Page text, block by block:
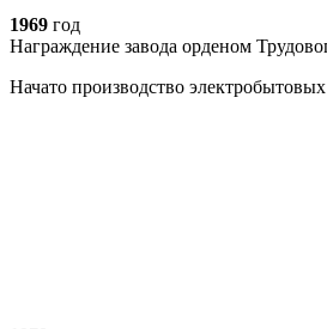
1969 год
Награждение завода орденом
Начато производство